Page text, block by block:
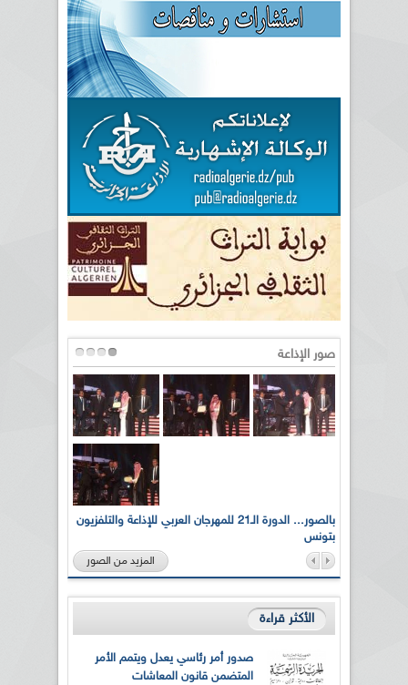
صور الإذاعة
بالصور... الدورة الـ21 للمهرجان العربي للإذاعة والتلفزيون
بتونس
المزيد من الصور
الأكثر قراءة
صدور أمر رئاسي يعدل ويتمم الأمر
المتضمن قانون المعاشات